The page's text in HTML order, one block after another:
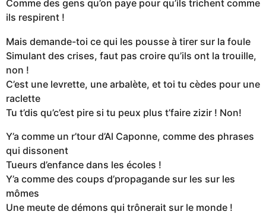
Comme des gens qu’on paye pour qu’ils trichent comme
ils respirent !
Mais demande-toi ce qui les pousse à tirer sur la foule
Simulant des crises, faut pas croire qu’ils ont la trouille,
non !
C’est une levrette, une arbalète, et toi tu cèdes pour une
raclette
Tu t’dis qu’c’est pire si tu peux plus t’faire zizir ! Non!
Y’a comme un r’tour d’Al Caponne, comme des phrases
qui dissonent
Tueurs d’enfance dans les écoles !
Y’a comme des coups d’propagande sur les sur les
mômes
Une meute de démons qui trônerait sur le monde !